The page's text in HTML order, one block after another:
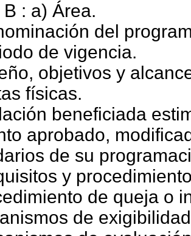
: a) Área.
del
de vigencia.
objetivos y
físicas.
beneficiada
aprobado,
de su
y
de queja o
de